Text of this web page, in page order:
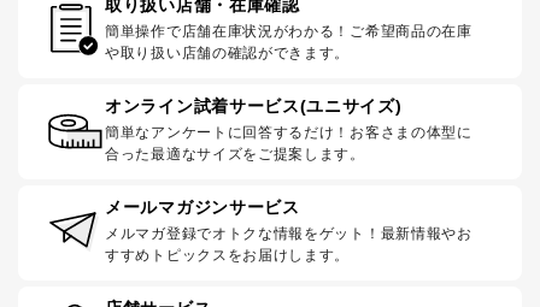
取り扱い店舗・在庫確認
簡単操作で店舗在庫状況がわかる！ご希望商品の在庫
や取り扱い店舗の確認ができます。
オンライン試着サービス(ユニサイズ)
簡単なアンケートに回答するだけ！お客さまの体型に
合った最適なサイズをご提案します。
メールマガジンサービス
メルマガ登録でオトクな情報をゲット！最新情報やお
すすめトピックスをお届けします。